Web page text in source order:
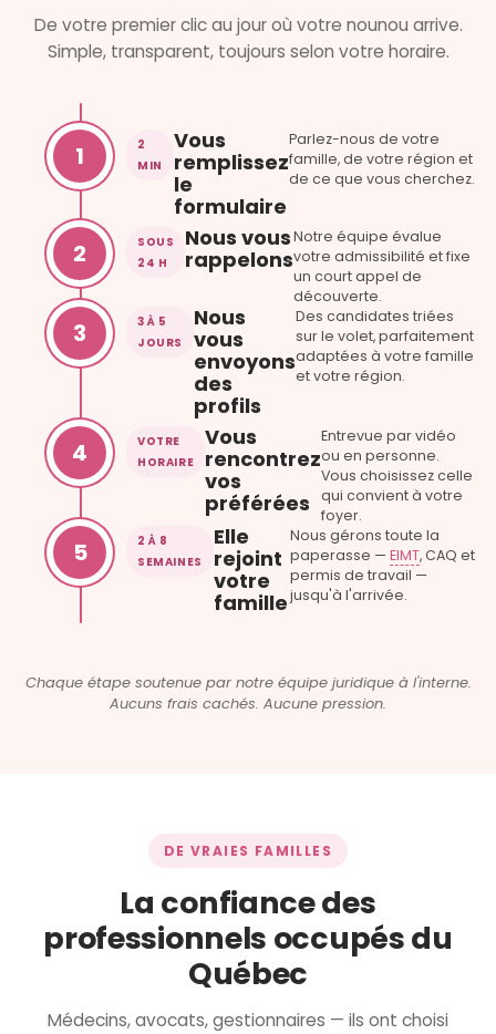
De votre premier clic au jour où votre nounou arrive.
Simple, transparent, toujours selon votre horaire.
1
2
MIN
Vous
remplissez
le
formulaire
Parlez-nous de votre
famille, de votre région et
de ce que vous cherchez.
2
SOUS
24 H
Nous vous
rappelons
Notre équipe évalue
votre admissibilité et fixe
un court appel de
découverte.
3
3 À 5
JOURS
Nous
vous
envoyons
des
profils
Des candidates triées
sur le volet, parfaitement
adaptées à votre famille
et votre région.
4
VOTRE
HORAIRE
Vous
rencontrez
vos
préférées
Entrevue par vidéo
ou en personne.
Vous choisissez celle
qui convient à votre
foyer.
5
2 À 8
SEMAINES
Elle
rejoint
votre
famille
Nous gérons toute la
paperasse —EIMT, CAQ et
permis de travail —
jusqu'à l'arrivée.
Chaque étape soutenue par notre équipe juridique à l'interne.
Aucuns frais cachés. Aucune pression.
DE VRAIES FAMILLES
La confiance des
professionnels occupés du
Québec
Médecins, avocats, gestionnaires — ils ont choisi